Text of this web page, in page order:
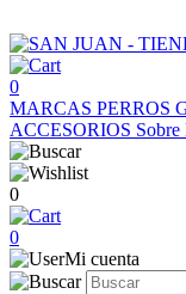
0
MARCAS PERROS
ACCESORIOS Sobre
0
0
Mi cuenta